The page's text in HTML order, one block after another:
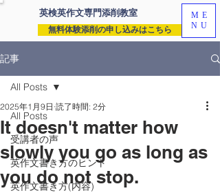
英検英作文専門添削教室
無料体験添削の申し込みはこちら
ME
NU
記事
All Posts
受講者の声
英作文書き方のヒント
英作文書き方(内容)
All Posts
It doesn't matter how
slowly you go as long as
you do not stop.
2025年1月9日 読了時間: 2分